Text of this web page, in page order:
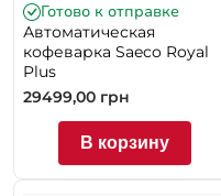
Готово к отправке
Автоматическая
кофеварка Saeco Royal
Plus
29499,00 грн
В корзину